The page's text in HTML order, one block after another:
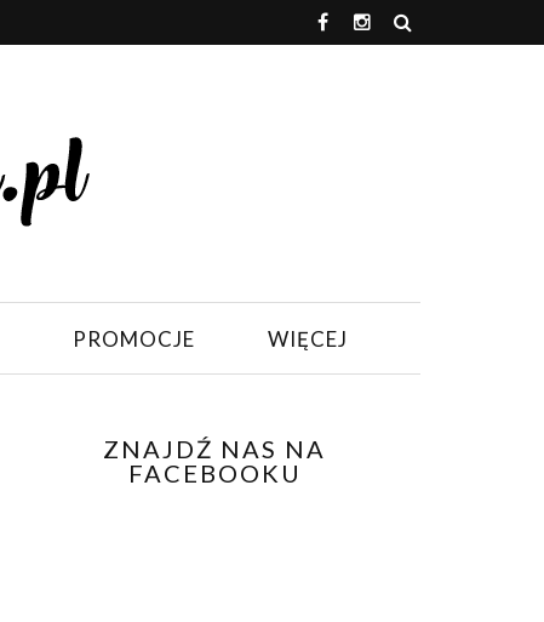
PROMOCJE WIĘCEJ
ZNAJDŹ NAS NA
FACEBOOKU